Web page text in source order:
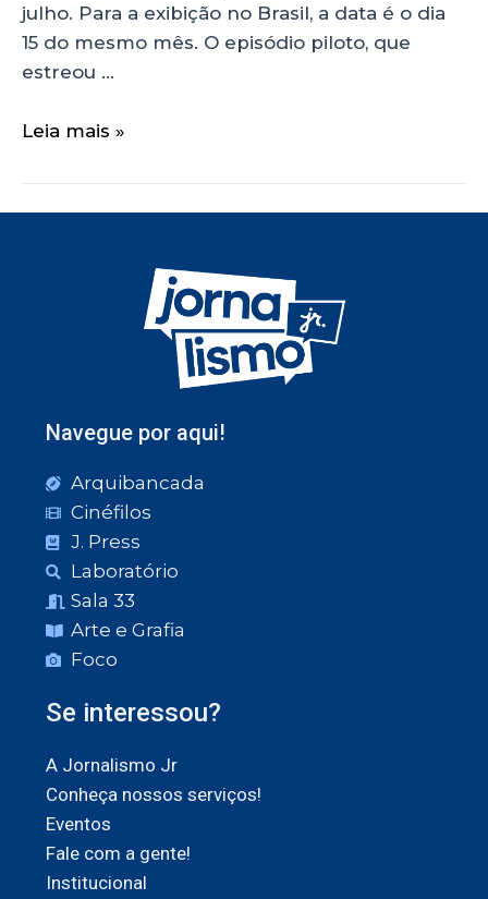
julho. Para a exibição no Brasil, a data é o dia
15 do mesmo mês. O episódio piloto, que
estreou …
Leia mais »
Navegue por aqui!
Arquibancada
Cinéfilos
J. Press
Laboratório
Sala 33
Arte e Grafia
Foco
Se interessou?
A Jornalismo Jr
Conheça nossos serviços!
Eventos
Fale com a gente!
Institucional